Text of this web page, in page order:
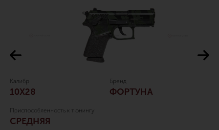
Калибр
10Х28
Бренд
ФОРТУНА
Приспособленность к тюнингу
СРЕДНЯЯ